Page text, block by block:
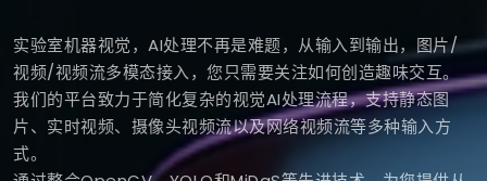
实验室机器视觉，AI处理不再是难题，从输入到输出，图片/
视频/视频流多模态接入，您只需要关注如何创造趣味交互。
我们的平台致力于简化复杂的视觉AI处理流程，支持静态图
片、实时视频、摄像头视频流以及网络视频流等多种输入方
式。